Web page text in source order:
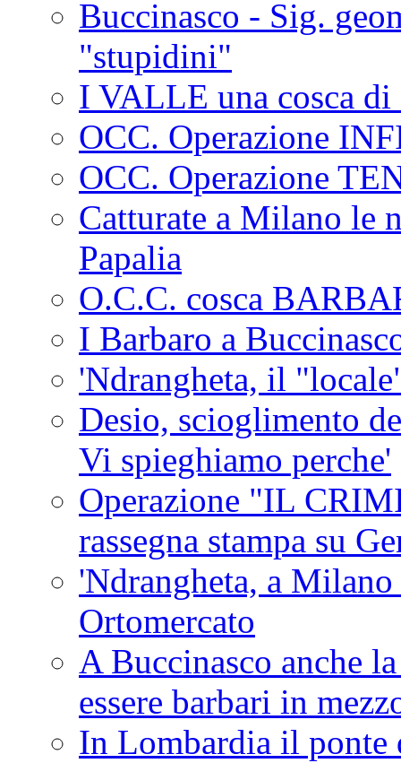
Buccinasco - Sig.
"stupidini"
I VALLE una cosca
OCC. Operazione
OCC. Operazione
Catturate a Milano le
Papalia
O.C.C. cosca
I Barbaro a
'Ndrangheta, il
Desio, scioglimento
Vi spieghiamo perche'
Operazione "IL
rassegna stampa su
'Ndrangheta, a Milano
Ortomercato
A Buccinasco anche
essere barbari in
In Lombardia il ponte